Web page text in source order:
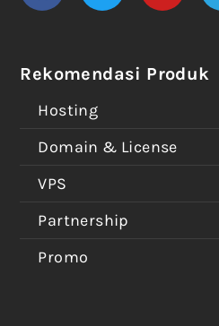
Rekomendasi Produk
Hosting
Domain & License
VPS
Partnership
Promo